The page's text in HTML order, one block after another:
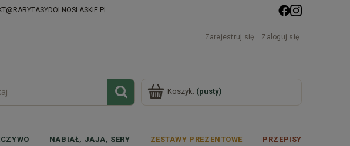
Zarejestruj się Zaloguj się
Koszyk: (pusty)
NABIAŁ, JAJA, SERY ZESTAWY PREZENTOWE PRZEPISY